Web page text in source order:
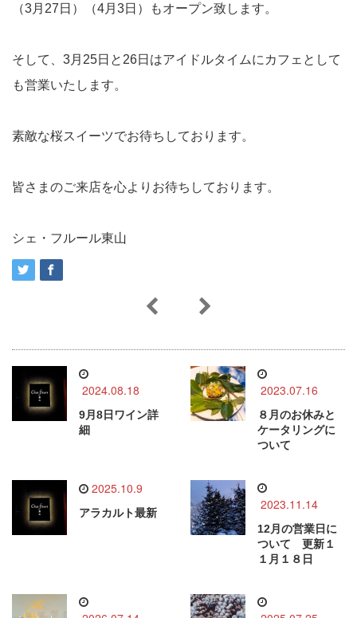
（3月27日）（4月3日）もオープン致します。
そして、3月25日と26日はアイドルタイムにカフェとして
も営業いたします。
素敵な桜スイーツでお待ちしております。
皆さまのご来店を心よりお待ちしております。
シェ・フルール東山
2024.08.18
9月8日ワイン詳
細
2023.07.16
８月のお休みと
ケータリングに
ついて
2025.10.9
アラカルト最新
2023.11.14
12月の営業日に
ついて 更新１
１月１８日